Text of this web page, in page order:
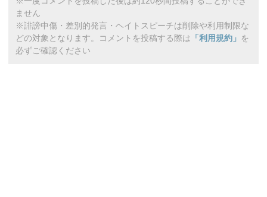
ません
※誹謗中傷・差別的発言・ヘイトスピーチは削除や利用制限な
どの対象となります。コメントを投稿する際は 「利用規約」 を
必ずご確認ください